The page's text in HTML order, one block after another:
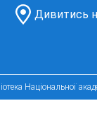
Дивитись
Національної